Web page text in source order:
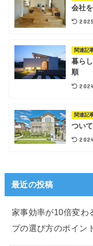
会社
関連記
暮ら
順
関連記
つい
最近の投稿
家事効率が10倍変わ
プの選び方のポイン